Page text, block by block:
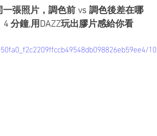
一張照片，調色前 vs 調色後差在哪
4 分鐘,用DAZZ玩出膠片感給你看